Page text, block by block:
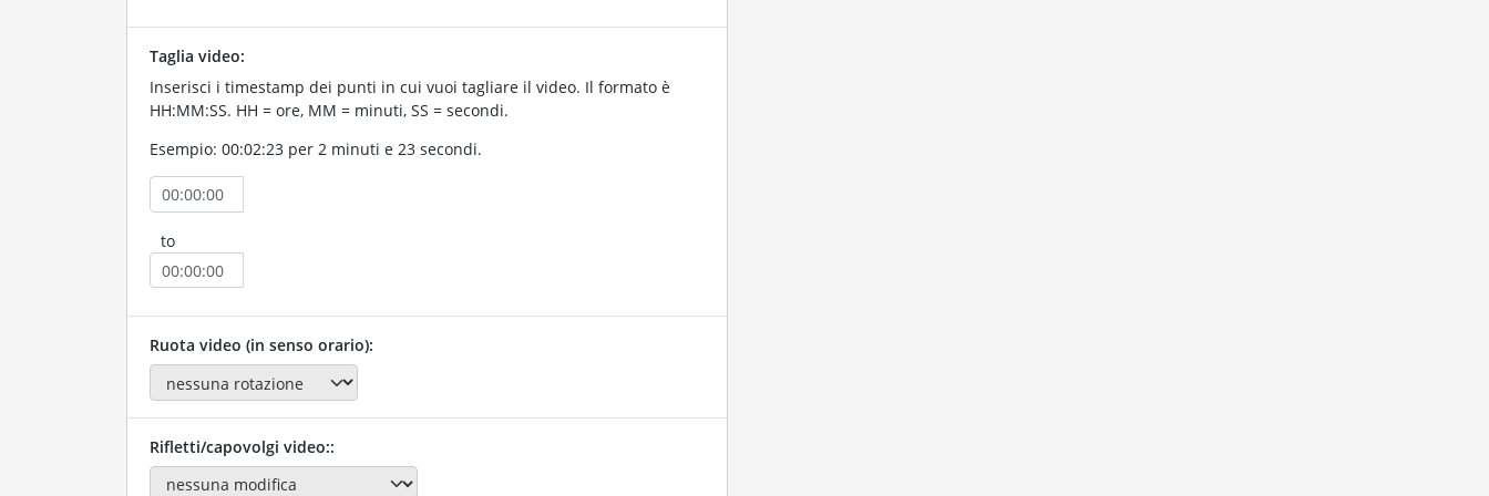
Taglia video:
Inserisci i timestamp dei punti in cui vuoi tagliare il video. Il formato è
HH:MM:SS. HH = ore, MM = minuti, SS = secondi.
Esempio: 00:02:23 per 2 minuti e 23 secondi.
to
Ruota video (in senso orario):
Rifletti/capovolgi video::